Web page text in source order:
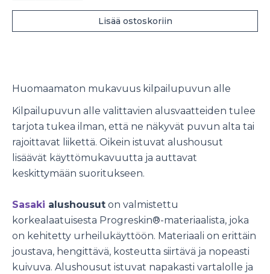
Lisää ostoskoriin
Huomaamaton mukavuus kilpailupuvun alle
Kilpailupuvun alle valittavien alusvaatteiden tulee
tarjota tukea ilman, että ne näkyvät puvun alta tai
rajoittavat liikettä. Oikein istuvat alushousut
lisäävät käyttömukavuutta ja auttavat
keskittymään suoritukseen.
Sasaki alushousut on valmistettu
korkealaatuisesta Progreskin®-materiaalista, joka
on kehitetty urheilukäyttöön. Materiaali on erittäin
joustava, hengittävä, kosteutta siirtävä ja nopeasti
kuivuva. Alushousut istuvat napakasti vartalolle ja